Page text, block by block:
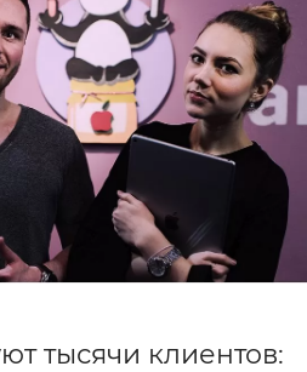
тысячи клиентов: